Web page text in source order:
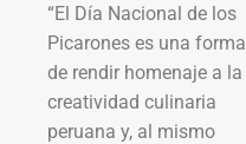
“El Día Nacional de los
Picarones es una forma
de rendir homenaje a la
creatividad culinaria
peruana y, al mismo